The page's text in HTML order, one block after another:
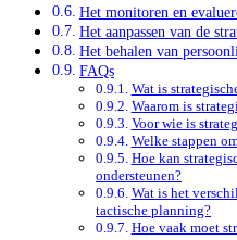
Het monitoren en
Het aanpassen van de
Het behalen van
FAQs
Wat is
Waarom is
Voor wie is
Welke stappen
Hoe kan
ondersteunen?
Wat is het
tactische planning?
Hoe vaak moet